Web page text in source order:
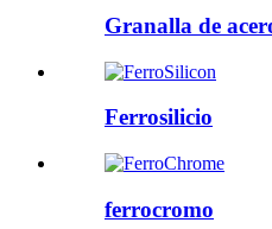
Granalla de
Ferrosilicio
ferrocromo